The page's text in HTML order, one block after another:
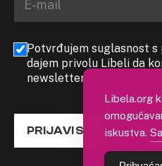
Potvrđujem suglasnost
dajem privolu Libeli da
newslettera
PRIJAVI SE
Libela.org
iskustva.